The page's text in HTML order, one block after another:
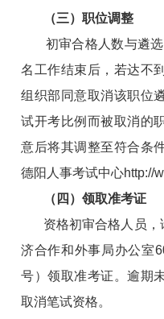
（三）职位调整
初审合格人数与遴
名工作结束后，若达不
组织部同意取消该职位
试开考比例而被取消的
意后将其调整至符合条
德阳人事考试中心http://
（四）领取准考证
资格初审合格人员
济合作和外事局办公室
号）领取准考证。逾期
取消笔试资格。